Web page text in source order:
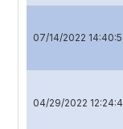
07/14/2022
04/29/2022